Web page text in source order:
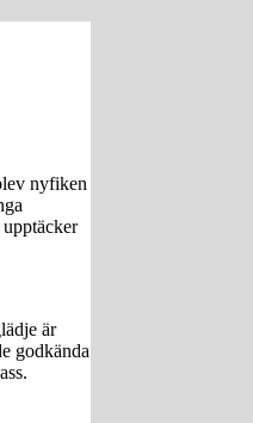
nyfiken
är
godkända